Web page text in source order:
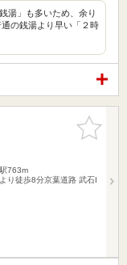
湯」も多いため、余り
の銭湯より早い「２時
お気に入
りに追加
763m
り徒歩8分京葉道路 武石I